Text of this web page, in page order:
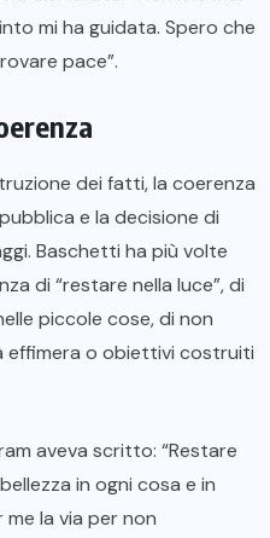
mi ha guidata. Spero che
pace”.
dei fatti, la coerenza
e la decisione di
Baschetti ha più volte
di “restare nella luce”, di
piccole cose, di non
effimera o obiettivi costruiti
aveva scritto: “Restare
in ogni cosa e in
la via per non